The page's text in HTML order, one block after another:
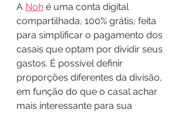
A Noh é uma conta digital
compartilhada, 100% grátis, feita
para simplificar o pagamento dos
casais que optam por dividir seus
gastos. É possível definir
proporções diferentes da divisão,
em função do que o casal achar
mais interessante para sua